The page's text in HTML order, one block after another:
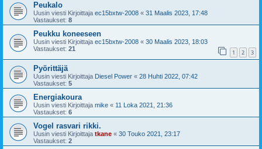
Peukalo
Uusin viesti Kirjoittaja ec15bxtw-2008 « 31 Maalis 2023, 17:48
Vastaukset: 8
Peukku koneeseen
Uusin viesti Kirjoittaja ec15bxtw-2008 « 30 Maalis 2023, 18:03
Vastaukset: 21 1 2 3
Pyörittäjä
Uusin viesti Kirjoittaja Diesel Power « 28 Huhti 2022, 07:42
Vastaukset: 5
Energiakoura
Uusin viesti Kirjoittaja mike « 11 Loka 2021, 21:36
Vastaukset: 6
Vogel rasvari rikki.
Uusin viesti Kirjoittaja tkane « 30 Touko 2021, 23:17
Vastaukset: 2